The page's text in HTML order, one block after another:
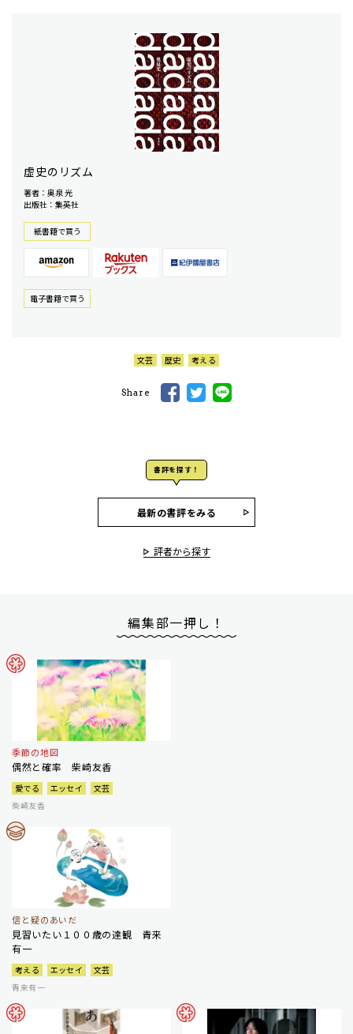
虚史のリズム
著者：奥泉 光
出版社：集英社
紙書籍で買う
電⼦書籍で買う
文芸 歴史 考える
Share
書評を探す！
最新の書評をみる
評者から探す
編集部一押し！
季節の地図
偶然と確率 柴崎友香
愛でる エッセイ
文芸
柴崎友香
信と疑のあいだ
見習いたい１００歳の達観 青来
有一
考える エッセイ
文芸
青来有一